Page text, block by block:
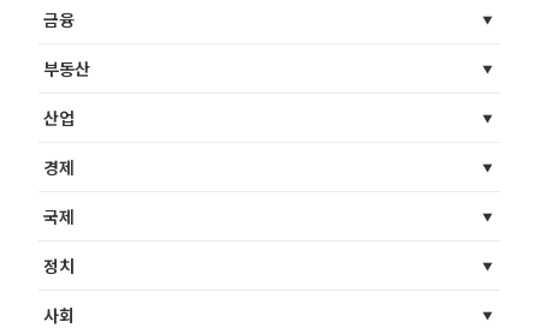
금융
부동산
산업
경제
국제
정치
사회